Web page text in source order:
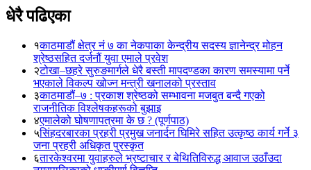
धेरै पढिएका
१काठमाडौं क्षेत्र नं ७ का नेकपाका केन्द्रीय सदस्य ज्ञानेन्द्र मोहन
श्रेष्ठसहित दर्जनौं युवा एमाले प्रवेश
२टोखा–छहरे सुरुङमार्गले धेरै बस्ती मापदण्डका कारण समस्यामा पर्ने
भएकाले विकल्प खोज्न मन्त्री खनालको प्रस्ताव
३काठमाडौं–७ : प्रकाश श्रेष्ठको सम्भावना मजबुत बन्दै गएको
राजनीतिक विश्लेषकहरूको बुझाइ
४एमालेको घोषणापत्रमा के छ ? (पूर्णपाठ)
५सिंहदरबारका प्रहरी प्रमुख जनार्दन घिमिरे सहित उत्कृष्ठ कार्य गर्ने ३
जना प्रहरी अधिकृत पुरस्कृत
६तारकेश्वरमा युवाहरुले भ्रष्टाचार र बेथितिविरुद्ध आवाज उठाँउदा